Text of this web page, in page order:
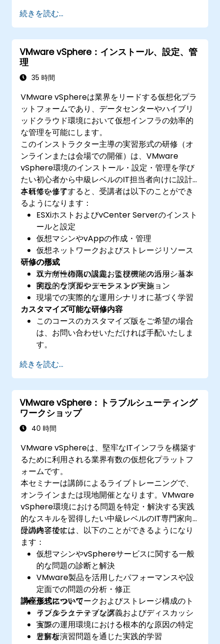
続きを読む...
VMware vSphere：インストール、設定、管
理
35 時間
VMware vSphereは業界をリードする仮想化プラ
ットフォームであり、データセンターやハイブリ
ッドクラウド環境において仮想インフラの効率的
な管理を可能にします。
このインストラクター主導の実習形式の研修（オ
ンラインまたは会場での開催）は、VMware
vSphere環境のインストール・設定・管理を学び
たい初心者から中級レベルのIT担当者向けに設計
されています。
本研修を修了すると、受講者は以下のことができ
るようになります：
ESXiホストおよびvCenter Serverのインスト
ールと設定
仮想マシンやvAppの作成・管理
仮想ネットワークおよびストレージリソース
の構成
ユーザー権限の設定、監視機能の活用、基本
的なトラブルシューティング実施
研修の形式
双方向性の高い講義およびディスカッション
実践的な演習やデモンストレーション
現場での実際的な運用シナリオに基づく学習
カスタマイズ可能な研修内容
このコースのカスタマイズ版をご希望の場合
は、お問い合わせいただければ手配いたしま
す。
続きを読む...
VMware vSphere：トラブルシューティング
ワークショップ
40 時間
VMware vSphereは、堅牢なITインフラを構築す
るために利用される業界有数の仮想化プラットフ
ォームです。
本セミナーは講師によるライブトレーニングで、
オンラインまたは現地開催となります。VMware
vSphere環境における問題を特定・解決する実践
的なスキルを習得したい中級レベルのIT専門家向
けの内容です。
受講終了後には、以下のことができるようになり
ます：
仮想マシンやvSphereサービスに関する一般
的な問題の診断と解決
VMware製品を活用したパフォーマンスや設
定面での問題の分析・修正
仮想ネットワークおよびストレージ構成のト
ラブルシューティング
実際の運用環境における根本的な原因の特定
と解析
講座形式について
インタラクティブな講義およびディスカッシ
ョン
豊富な演習問題を通じた実践的学習